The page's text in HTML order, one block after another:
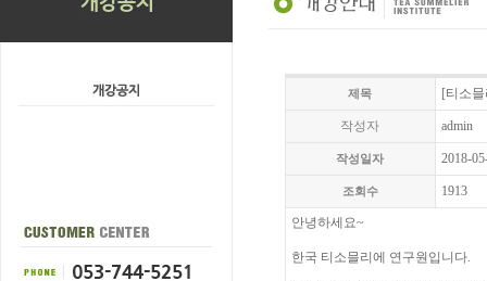
제목 [티소
작성자 admin
작성일자 2018-
조회수 1913
안녕하세요~
한국 티소믈리에 연구원입니다.